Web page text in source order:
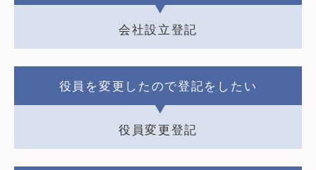
会社設立登記
役員を変更したので登記をしたい
役員変更登記